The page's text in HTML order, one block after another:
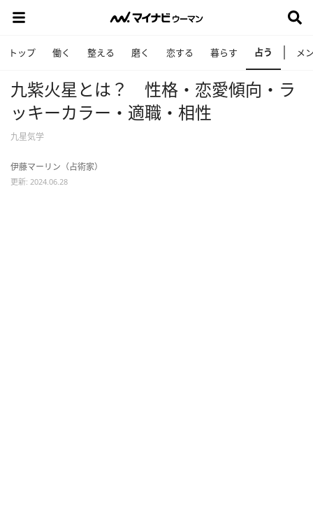
トップ 働く 整える 磨く 恋する 暮らす 占う メ
九紫火星とは？ 性格・恋愛傾向・ラ
ッキーカラー・適職・相性
九星気学
伊藤マーリン（占術家）
更新: 2024.06.28